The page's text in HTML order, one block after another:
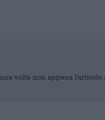
volta non appena l'articolo